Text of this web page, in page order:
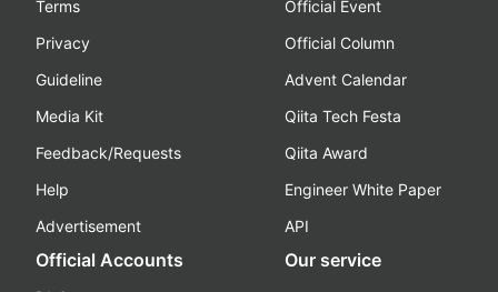
Terms
Privacy
Guideline
Media Kit
Feedback/Requests
Help
Advertisement
Official Event
Official Column
Advent Calendar
Qiita Tech Festa
Qiita Award
Engineer White Paper
API
Official Accounts Our service